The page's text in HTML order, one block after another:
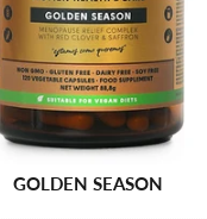
GOLDEN SEASON